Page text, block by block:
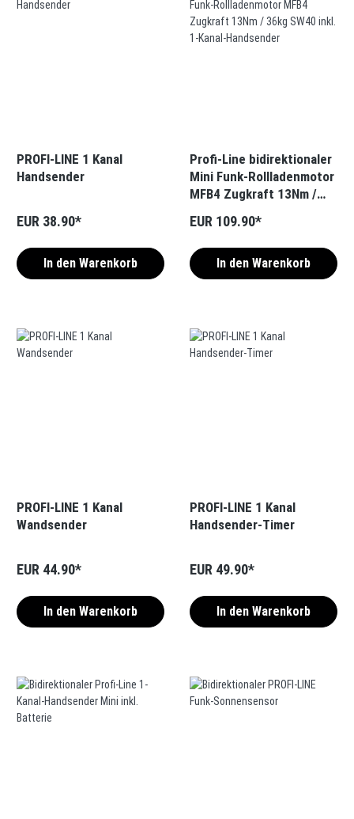
PROFI-LINE 1 Kanal
Handsender
EUR 38.90*
In den Warenkorb
Profi-Line bidirektionaler
Mini Funk-Rollladenmotor
MFB4 Zugkraft 13Nm /
Handsender
EUR 109.90*
In den Warenkorb
PROFI-LINE 1 Kanal
Wandsender
EUR 44.90*
In den Warenkorb
PROFI-LINE 1 Kanal
Handsender-Timer
EUR 49.90*
In den Warenkorb